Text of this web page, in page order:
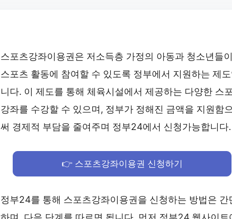
스포츠강좌이용권은 저소득층 가정의 아동과 청소년들이
스포츠 활동에 참여할 수 있도록 정부에서 지원하는 제도
니다. 이 제도를 통해 체육시설에서 제공하는 다양한 스
강좌를 수강할 수 있으며, 정부가 정해진 금액을 지원함
써 경제적 부담을 줄여주며 정부24에서 신청가능합니다.
👉 스포츠강좌이용권 신청하기
정부24를 통해 스포츠강좌이용권을 신청하는 방법은 간